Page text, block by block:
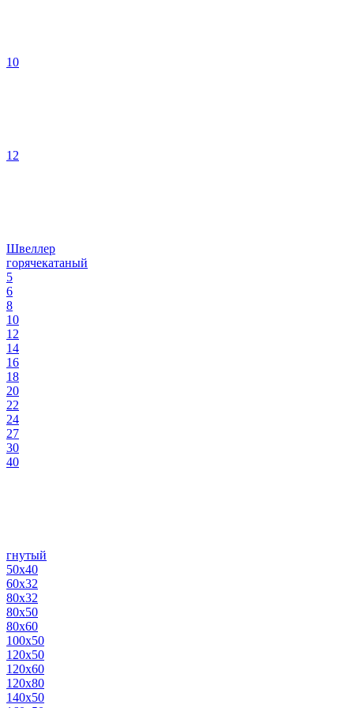
10
12
Швеллер
горячекатаный
5
6
8
10
12
14
16
18
20
22
24
27
30
40
гнутый
50х40
60х32
80х32
80х50
80х60
100х50
120х50
120х60
120х80
140х50